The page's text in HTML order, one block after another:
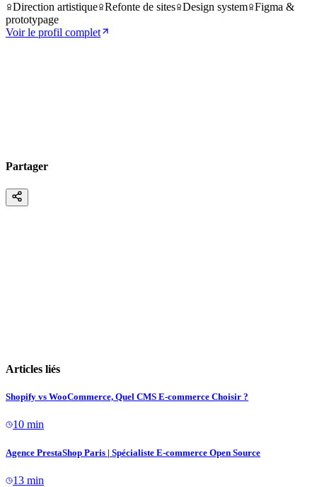
Direction artistique Refonte de sites Design system Figma &
prototypage
Voir le profil complet
Partager
Articles liés
Shopify vs WooCommerce, Quel CMS E-commerce Choisir ?
10 min
Agence PrestaShop Paris | Spécialiste E-commerce Open Source
13 min